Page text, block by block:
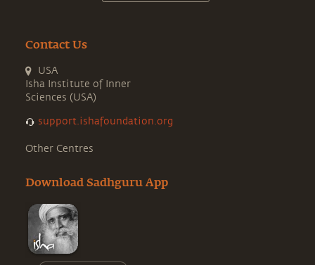
Contact Us
USA
Isha Institute of Inner
Sciences (USA)
support.ishafoundation.org
Other Centres
Download Sadhguru App